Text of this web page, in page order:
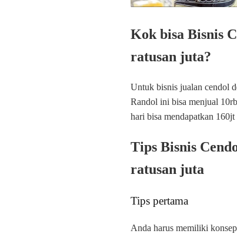
Kok bisa Bisnis
ratusan juta?
Untuk bisnis jualan cendol
Randol ini bisa menjual
hari bisa mendapatkan
Tips Bisnis
ratusan juta
Tips pertama
Anda harus memiliki